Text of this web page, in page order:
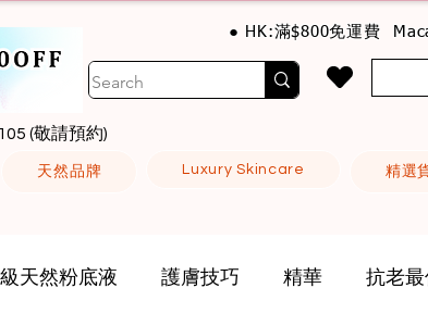
● HK:滿$800免運費
(敬請預約)
天然品牌 Luxury Skincare 精選
天然粉底液 護膚技巧 精華 抗老